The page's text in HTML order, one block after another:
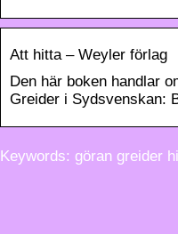
Att hitta – Weyler förlag
Den här boken handlar
Greider i Sydsvenskan:
Keywords: göran greider